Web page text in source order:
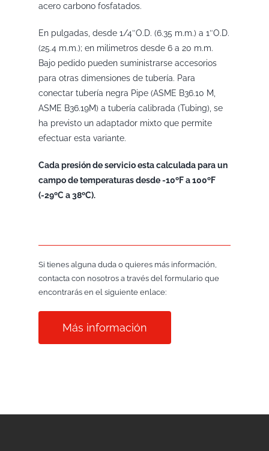
acero carbono fosfatados.
En pulgadas, desde 1/4″O.D. (6.35 m.m.) a 1″O.D.
(25.4 m.m.); en milimetros desde 6 a 20 m.m.
Bajo pedido pueden suministrarse accesorios
para otras dimensiones de tubería. Para
conectar tubería negra Pipe (ASME B36.10 M,
ASME B36.19M) a tubería calibrada (Tubing), se
ha previsto un adaptador mixto que permite
efectuar esta variante.
Cada presión de servicio esta calculada para un
campo de temperaturas desde -10ºF a 100ºF
(-29ºC a 38ºC).
Si tienes alguna duda o quieres más información,
contacta con nosotros a través del formulario que
encontrarás en el siguiente enlace:
Más información